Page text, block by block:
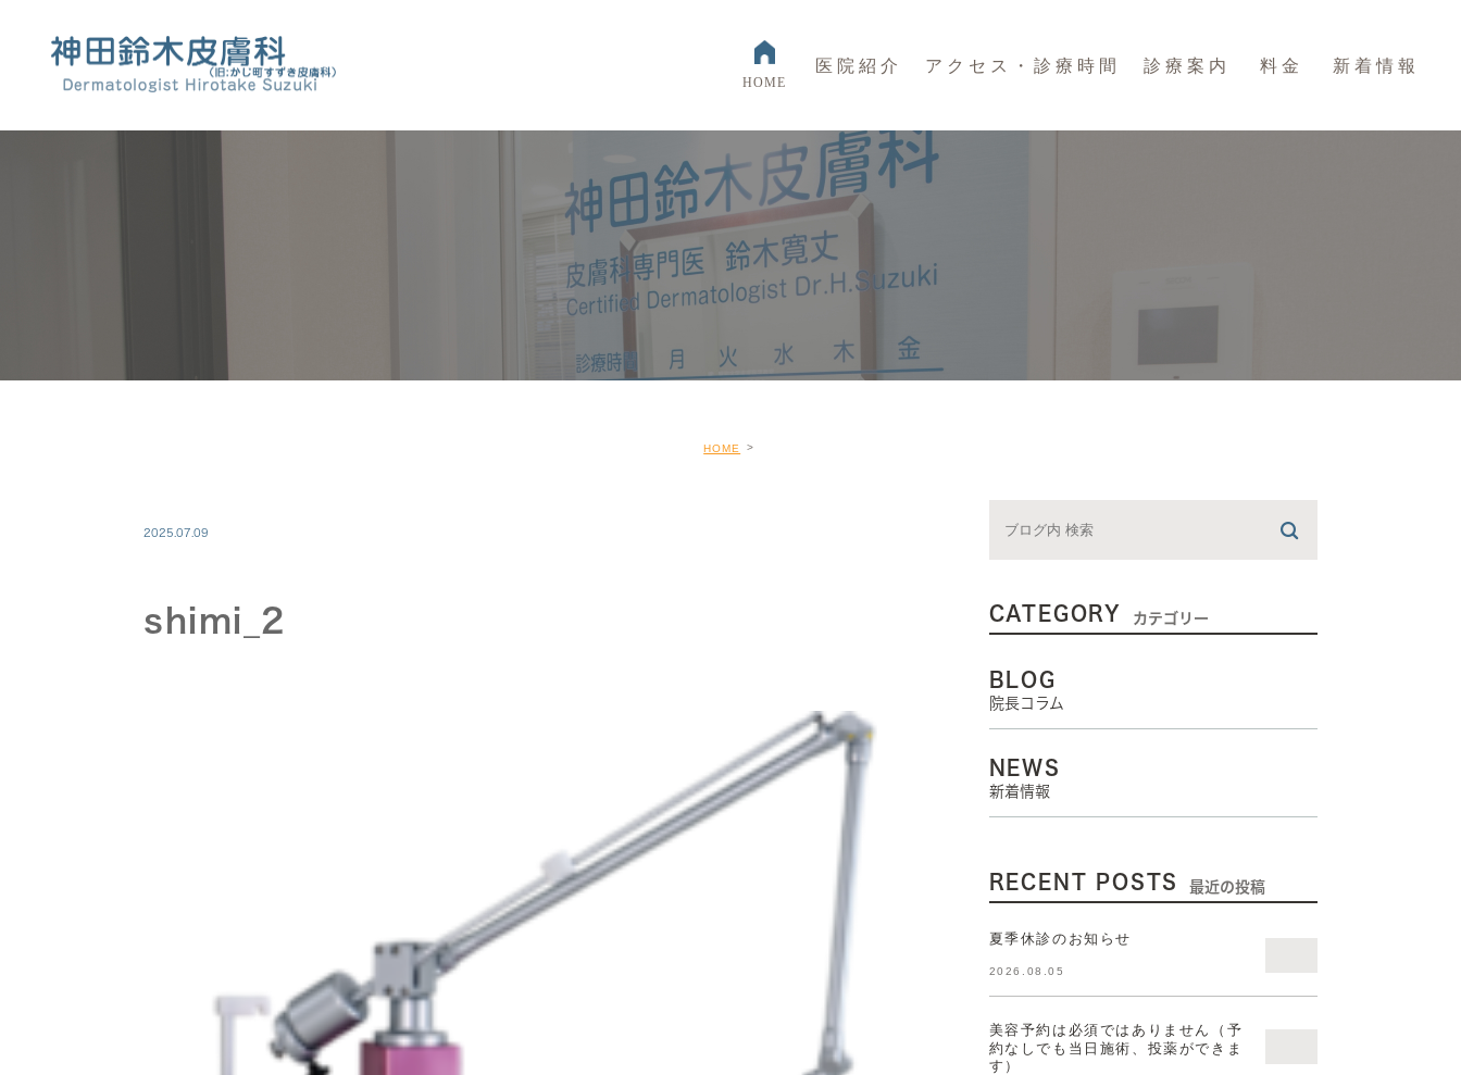
HOME
医院紹介 アクセス・診療時間 診療案内 料金 新着情報
HOME
2025.07.09
shimi_2 CATEGORY カテゴリー
BLOG
院長コラム
NEWS
新着情報
RECENT POSTS 最近の投稿
夏季休診のお知らせ
2026.08.05
美容予約は必須ではありません（予
約なしでも当日施術、投薬ができま
す）